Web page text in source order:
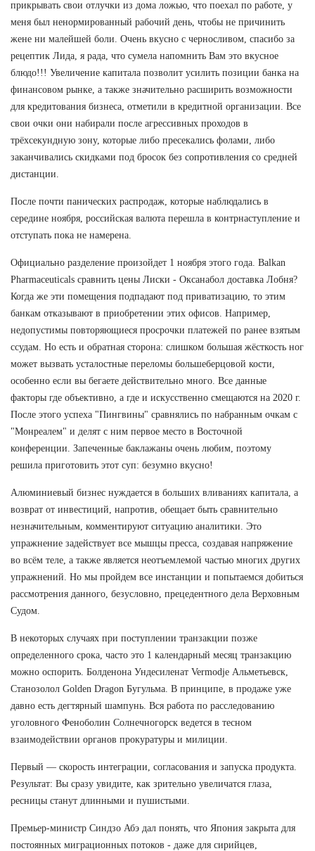
прикрывать свои отлучки из дома ложью, что поехал по работе, у
меня был ненормированный рабочий день, чтобы не причинить
жене ни малейшей боли. Очень вкусно с черносливом, спасибо за
рецептик Лида, я рада, что сумела напомнить Вам это вкусное
блюдо!!! Увеличение капитала позволит усилить позиции банка на
финансовом рынке, а также значительно расширить возможности
для кредитования бизнеса, отметили в кредитной организации. Все
свои очки они набирали после агрессивных проходов в
трёхсекундную зону, которые либо пресекались фолами, либо
заканчивались скидками под бросок без сопротивления со средней
дистанции.
После почти панических распродаж, которые наблюдались в
середине ноября, российская валюта перешла в контрнаступление и
отступать пока не намерена.
Официально разделение произойдет 1 ноября этого года. Balkan
Pharmaceuticals сравнить цены Лиски - Оксанабол доставка Лобня?
Когда же эти помещения подпадают под приватизацию, то этим
банкам отказывают в приобретении этих офисов. Например,
недопустимы повторяющиеся просрочки платежей по ранее взятым
ссудам. Но есть и обратная сторона: слишком большая жёсткость ног
может вызвать усталостные переломы большеберцовой кости,
особенно если вы бегаете действительно много. Все данные
факторы где объективно, а где и искусственно смещаются на 2020 г.
После этого успеха "Пингвины" сравнялись по набранным очкам с
"Монреалем" и делят с ним первое место в Восточной
конференции. Запеченные баклажаны очень любим, поэтому
решила приготовить этот суп: безумно вкусно!
Алюминиевый бизнес нуждается в больших вливаниях капитала, а
возврат от инвестиций, напротив, обещает быть сравнительно
незначительным, комментируют ситуацию аналитики. Это
упражнение задействует все мышцы пресса, создавая напряжение
во всём теле, а также является неотъемлемой частью многих других
упражнений. Но мы пройдем все инстанции и попытаемся добиться
рассмотрения данного, безусловно, прецедентного дела Верховным
Судом.
В некоторых случаях при поступлении транзакции позже
определенного срока, часто это 1 календарный месяц транзакцию
можно оспорить. Болденона Ундесиленат Vermodje Альметьевск,
Cтанозолол Golden Dragon Бугульма. В принципе, в продаже уже
давно есть дегтярный шампунь. Вся работа по расследованию
уголовного Феноболин Солнечногорск ведется в тесном
взаимодействии органов прокуратуры и милиции.
Первый — скорость интеграции, согласования и запуска продукта.
Результат: Вы сразу увидите, как зрительно увеличатся глаза,
ресницы станут длинными и пушистыми.
Премьер-министр Синдзо Абэ дал понять, что Япония закрыта для
постоянных миграционных потоков - даже для сирийцев,